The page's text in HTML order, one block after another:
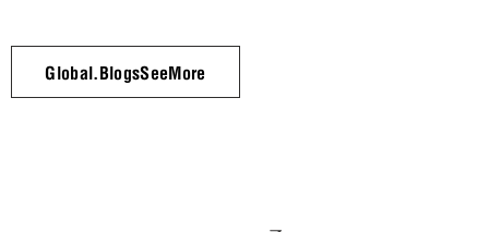
Global.BlogsSeeMore